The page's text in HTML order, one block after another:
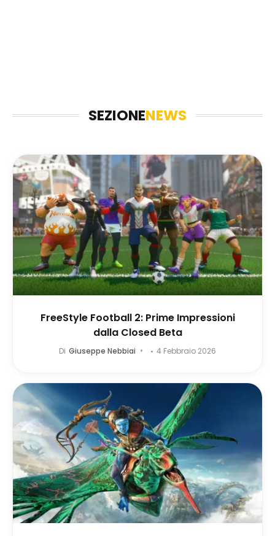
SEZIONENEWS
FreeStyle Football 2: Prime Impressioni
dalla Closed Beta
Di Giuseppe Nebbiai 4 Febbraio 2026